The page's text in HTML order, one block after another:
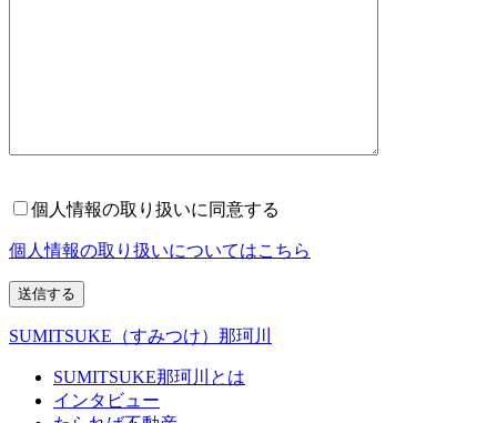
個人情報の取り扱いに同意する
個人情報の取り扱いについてはこちら
SUMITSUKE（すみつけ）那珂川
SUMITSUKE那珂川とは
インタビュー